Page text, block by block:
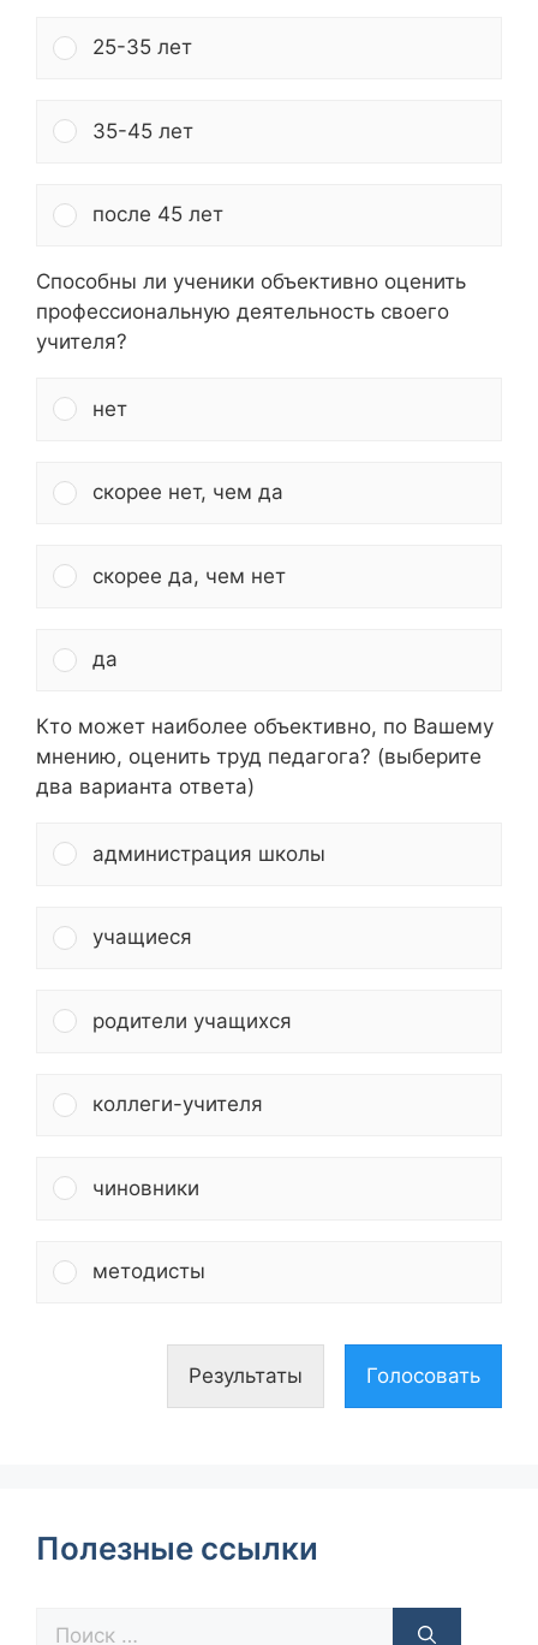
25-35 лет
35-45 лет
после 45 лет
Способны ли ученики объективно оценить
профессиональную деятельность своего
учителя?
нет
скорее нет, чем да
скорее да, чем нет
да
Кто может наиболее объективно, по Вашему
мнению, оценить труд педагога? (выберите
два варианта ответа)
администрация школы
учащиеся
родители учащихся
коллеги-учителя
чиновники
методисты
Результаты Голосовать
Полезные ссылки